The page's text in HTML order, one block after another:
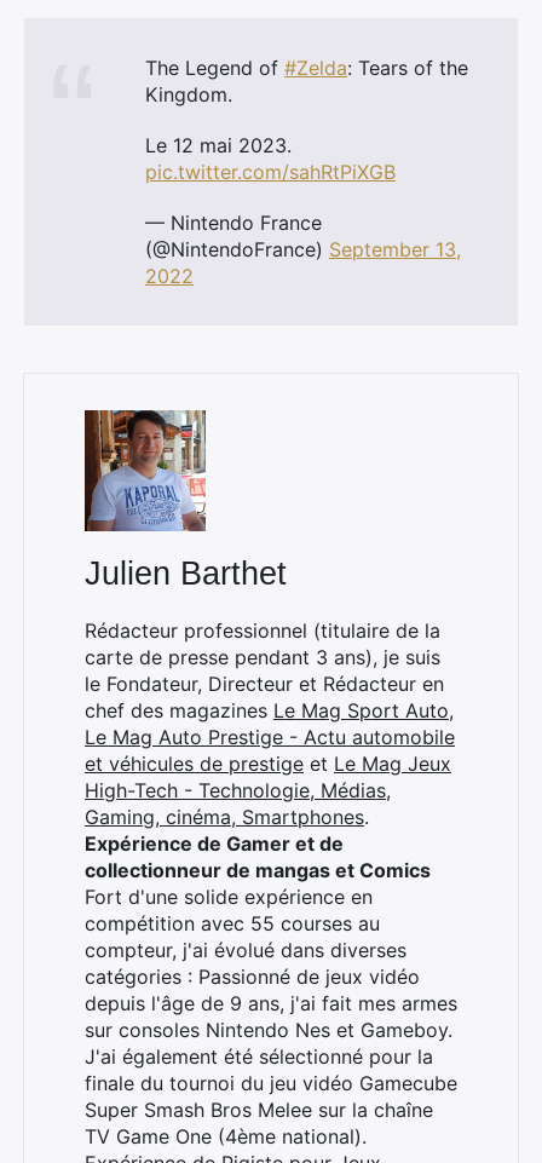
The Legend of #Zelda: Tears of the
Kingdom.
Le 12 mai 2023.
pic.twitter.com/sahRtPiXGB
— Nintendo France
(@NintendoFrance) September 13,
2022
Julien Barthet
Rédacteur professionnel (titulaire de la
carte de presse pendant 3 ans), je suis
le Fondateur, Directeur et Rédacteur en
chef des magazines Le Mag Sport Auto,
Le Mag Auto Prestige - Actu automobile
et véhicules de prestige et Le Mag Jeux
High-Tech - Technologie, Médias,
Gaming, cinéma, Smartphones.
Expérience de Gamer et de
collectionneur de mangas et Comics
Fort d'une solide expérience en
compétition avec 55 courses au
compteur, j'ai évolué dans diverses
catégories : Passionné de jeux vidéo
depuis l'âge de 9 ans, j'ai fait mes armes
sur consoles Nintendo Nes et Gameboy.
J'ai également été sélectionné pour la
finale du tournoi du jeu vidéo Gamecube
Super Smash Bros Melee sur la chaîne
TV Game One (4ème national).